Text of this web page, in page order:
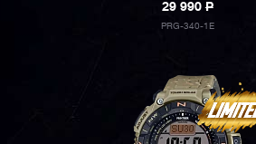
29 990P
PRG-340-1E